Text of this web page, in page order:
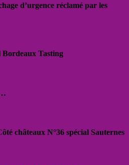
d’urgence réclamé par les
Bordeaux Tasting
châteaux N°36 spécial Sauternes